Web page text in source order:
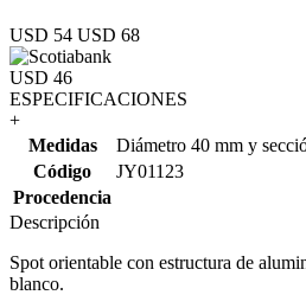
USD 54 USD 68
USD 46
ESPECIFICACIONES
+
Medidas
Diámetro 40 mm y
Código
JY01123
Procedencia
Descripción
Spot orientable con estructura de
blanco.